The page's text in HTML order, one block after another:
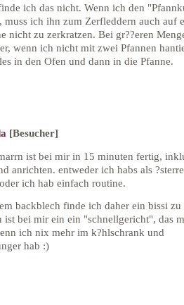
ich das nicht. Wenn ich den
muss ich ihn zum Zerfleddern auch auf
nicht zu zerkratzen. Bei gr??eren
wenn ich nicht mit zwei Pfannen
in den Ofen und dann in die Pfanne.
[Besucher]
ist bei mir in 15 minuten fertig,
anrichten. entweder ich habs als
ich hab einfach routine.
backblech finde ich daher ein bissi zu
ist bei mir ein ein "schnellgericht", das
ich nix mehr im k?hlschrank und
hab :)